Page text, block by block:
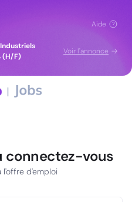
Aide
(H/F)
Voir l'annonce
connectez-vous
l'offre d'emploi